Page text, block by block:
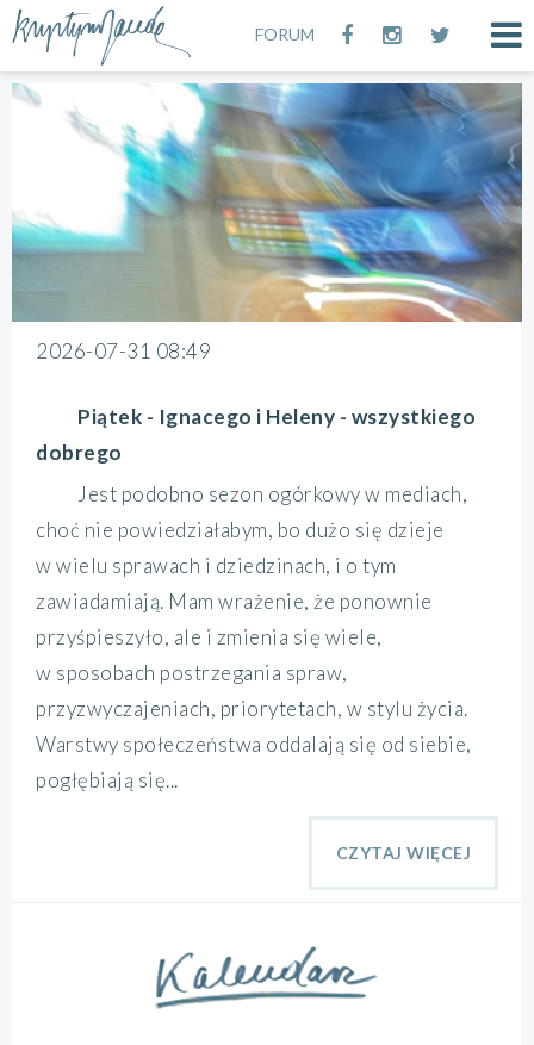
FORUM
2026-07-31 08:49
Piątek - Ignacego i Heleny - wszystkiego
dobrego
Jest podobno sezon ogórkowy w mediach,
choć nie powiedziałabym, bo dużo się dzieje
w wielu sprawach i dziedzinach, i o tym
zawiadamiają. Mam wrażenie, że ponownie
przyśpieszyło, ale i zmienia się wiele,
w sposobach postrzegania spraw,
przyzwyczajeniach, priorytetach, w stylu życia.
Warstwy społeczeństwa oddalają się od siebie,
pogłębiają się...
CZYTAJ WIĘCEJ